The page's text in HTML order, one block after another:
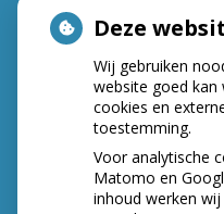
Deze
Wij gebruiken
website goed kan
cookies en
toestemming.
Voor analytische
Matomo en
inhoud werken